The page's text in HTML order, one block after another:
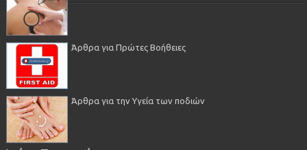
Άρθρα για Πρώτες Βοήθειες
Άρθρα για την Υγεία των ποδιών